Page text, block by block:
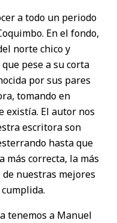
a todo un periodo
En el fondo,
norte chico y
pese a su corta
por sus pares
tomando en
existía. El autor nos
escritora son
hasta que
más correcta, la más
nuestras mejores
tenemos a Manuel